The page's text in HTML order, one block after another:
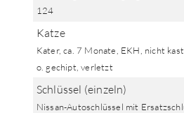
124
Katze
Kater, ca. 7 Monate, EKH, nicht
o. gechipt, verletzt
Schlüssel (einzeln)
Nissan-Autoschlüssel mit